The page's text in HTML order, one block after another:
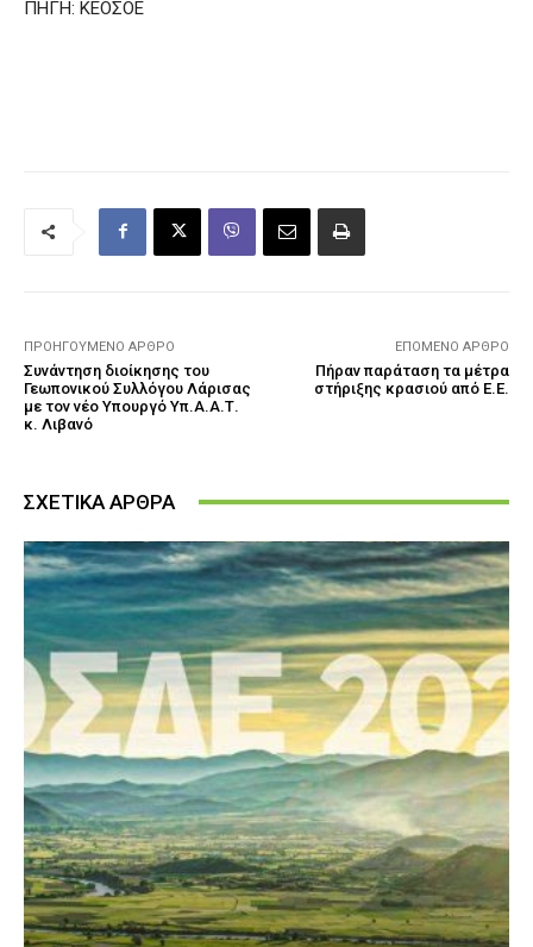
ΠΗΓΗ: ΚΕΟΣΟΕ
ΠΡΟΗΓΟΎΜΕΝΟ ΆΡΘΡΟ
Συνάντηση διοίκησης του
Γεωπονικού Συλλόγου Λάρισας
με τον νέο Υπουργό Υπ.Α.Α.Τ.
κ. Λιβανό
ΕΠΌΜΕΝΟ ΆΡΘΡΟ
Πήραν παράταση τα μέτρα
στήριξης κρασιού από Ε.Ε.
ΣΧΕΤΙΚΑ ΑΡΘΡΑ